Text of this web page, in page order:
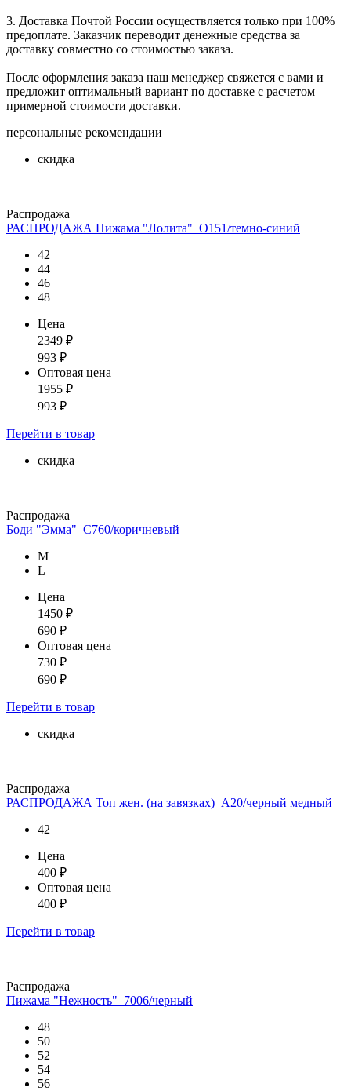
3. Доставка Почтой России осуществляется только при 100%
предоплате. Заказчик переводит денежные средства за
доставку совместно со стоимостью заказа.
После оформления заказа наш менеджер свяжется с вами и
предложит оптимальный вариант по доставке с расчетом
примерной стоимости доставки.
персональные рекомендации
скидка
Распродажа
РАСПРОДАЖА Пижама "Лолита"_О151/темно-синий
42
44
46
48
Цена
2349 ₽
993 ₽
Оптовая цена
1955 ₽
993 ₽
Перейти в товар
скидка
Распродажа
Боди "Эмма"_С760/коричневый
М
L
Цена
1450 ₽
690 ₽
Оптовая цена
730 ₽
690 ₽
Перейти в товар
скидка
Распродажа
РАСПРОДАЖА Топ жен. (на завязках)_А20/черный медный
42
Цена
400 ₽
Оптовая цена
400 ₽
Перейти в товар
Распродажа
Пижама "Нежность"_7006/черный
48
50
52
54
56